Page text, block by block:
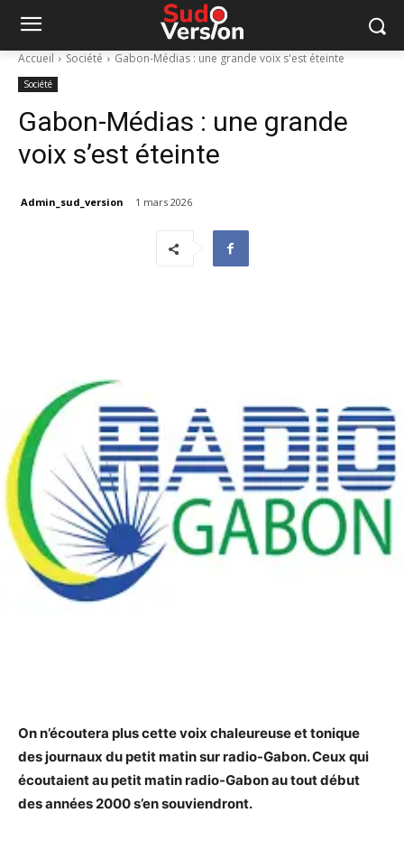
Accueil Société Gabon-Médias : une grande voix s'est éteinte
Société
Gabon-Médias : une grande
voix s’est éteinte
Admin_sud_version 1 mars 2026
On n’écoutera plus cette voix chaleureuse et tonique
des journaux du petit matin sur radio-Gabon. Ceux qui
écoutaient au petit matin radio-Gabon au tout début
des années 2000 s’en souviendront.